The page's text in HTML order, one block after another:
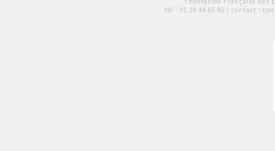
tél : 01 39 44 65 80 | contact :